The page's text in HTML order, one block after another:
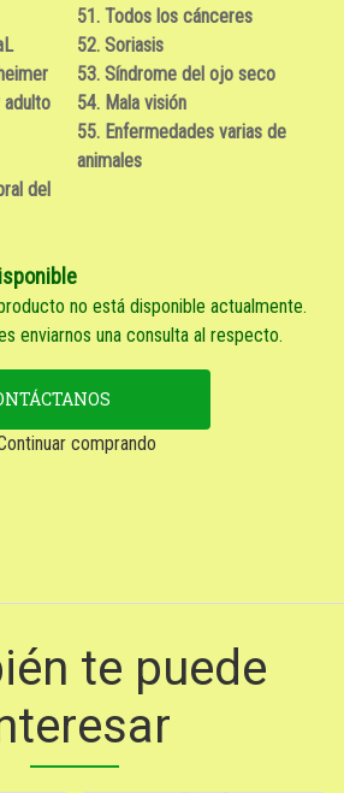
adulto
del
51. Todos los cánceres
52. Soriasis
53. Síndrome del ojo seco
54. Mala visión
55. Enfermedades varias de
animales
no está disponible actualmente.
enviarnos una consulta al respecto.
comprando
te puede